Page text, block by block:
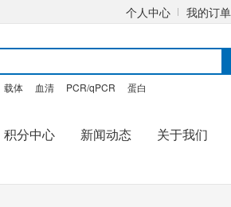
个人中心 我的订单
载体 血清 PCR/qPCR 蛋白
积分中心 新闻动态 关于我们